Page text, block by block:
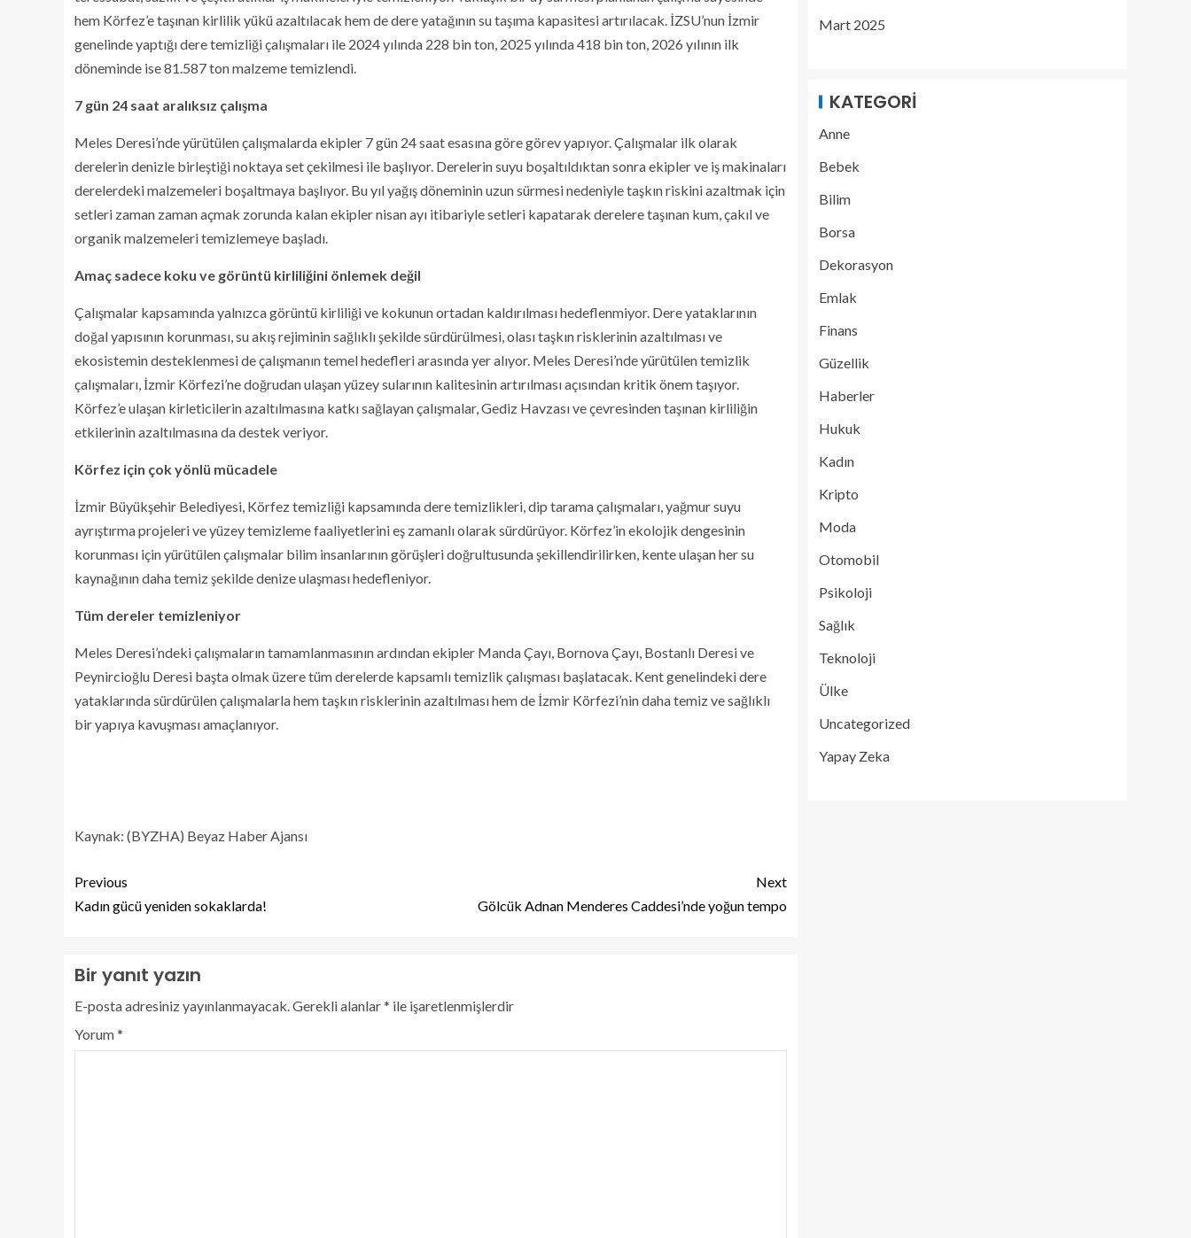
hem Körfez’e taşınan kirlilik yükü azaltılacak hem de dere yatağının su taşıma kapasitesi artırılacak. İZSU’nun İzmir
genelinde yaptığı dere temizliği çalışmaları ile 2024 yılında 228 bin ton, 2025 yılında 418 bin ton, 2026 yılının ilk
döneminde ise 81.587 ton malzeme temizlendi.
7 gün 24 saat aralıksız çalışma
Meles Deresi’nde yürütülen çalışmalarda ekipler 7 gün 24 saat esasına göre görev yapıyor. Çalışmalar ilk olarak
derelerin denizle birleştiği noktaya set çekilmesi ile başlıyor. Derelerin suyu boşaltıldıktan sonra ekipler ve iş makinaları
derelerdeki malzemeleri boşaltmaya başlıyor. Bu yıl yağış döneminin uzun sürmesi nedeniyle taşkın riskini azaltmak için
setleri zaman zaman açmak zorunda kalan ekipler nisan ayı itibariyle setleri kapatarak derelere taşınan kum, çakıl ve
organik malzemeleri temizlemeye başladı.
Amaç sadece koku ve görüntü kirliliğini önlemek değil
Çalışmalar kapsamında yalnızca görüntü kirliliği ve kokunun ortadan kaldırılması hedeflenmiyor. Dere yataklarının
doğal yapısının korunması, su akış rejiminin sağlıklı şekilde sürdürülmesi, olası taşkın risklerinin azaltılması ve
ekosistemin desteklenmesi de çalışmanın temel hedefleri arasında yer alıyor. Meles Deresi’nde yürütülen temizlik
çalışmaları, İzmir Körfezi’ne doğrudan ulaşan yüzey sularının kalitesinin artırılması açısından kritik önem taşıyor.
Körfez’e ulaşan kirleticilerin azaltılmasına katkı sağlayan çalışmalar, Gediz Havzası ve çevresinden taşınan kirliliğin
etkilerinin azaltılmasına da destek veriyor.
Körfez için çok yönlü mücadele
İzmir Büyükşehir Belediyesi, Körfez temizliği kapsamında dere temizlikleri, dip tarama çalışmaları, yağmur suyu
ayrıştırma projeleri ve yüzey temizleme faaliyetlerini eş zamanlı olarak sürdürüyor. Körfez’in ekolojik dengesinin
korunması için yürütülen çalışmalar bilim insanlarının görüşleri doğrultusunda şekillendirilirken, kente ulaşan her su
kaynağının daha temiz şekilde denize ulaşması hedefleniyor.
Tüm dereler temizleniyor
Meles Deresi’ndeki çalışmaların tamamlanmasının ardından ekipler Manda Çayı, Bornova Çayı, Bostanlı Deresi ve
Peynircioğlu Deresi başta olmak üzere tüm derelerde kapsamlı temizlik çalışması başlatacak. Kent genelindeki dere
yataklarında sürdürülen çalışmalarla hem taşkın risklerinin azaltılması hem de İzmir Körfezi’nin daha temiz ve sağlıklı
bir yapıya kavuşması amaçlanıyor.
Kaynak: (BYZHA) Beyaz Haber Ajansı
Previous
Kadın gücü yeniden sokaklarda!
Next
Gölcük Adnan Menderes Caddesi’nde yoğun tempo
Bir yanıt yazın
E-posta adresiniz yayınlanmayacak.Gerekli alanlar* ile işaretlenmişlerdir
Yorum*
Mart 2025
KATEGORI
Anne
Bebek
Bilim
Borsa
Dekorasyon
Emlak
Finans
Güzellik
Haberler
Hukuk
Kadın
Kripto
Moda
Otomobil
Psikoloji
Sağlık
Teknoloji
Ülke
Uncategorized
Yapay Zeka